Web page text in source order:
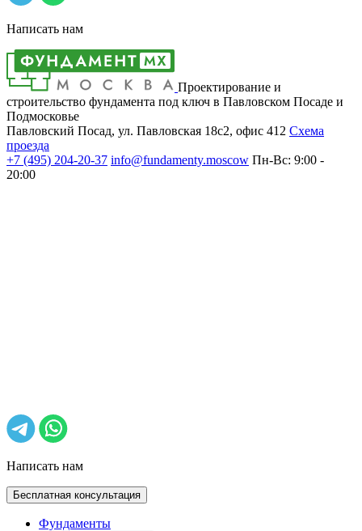
Написать нам
Проектирование и
строительство фундамента под ключ в Павловском Посаде и
Подмосковье
Павловский Посад, ул. Павловская 18с2, офис 412 Cхема
проезда
+7 (495) 204-20-37 info@fundamenty.moscow Пн-Вс: 9:00 -
20:00
Написать нам
Бесплатная консультация
Фундаменты